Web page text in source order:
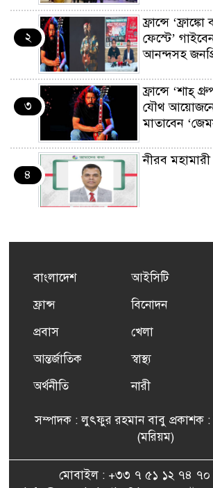
২
ফ্রান্সে
ফেস্টে’
আনন্দসহ
৩
ফ্রান্সে ‘শাহ্
যৌথ
মাতাবেন
৪
নীরব
৫
এর সম্পূর্ণ
ফ্রান্সসহ
দাবদাহ:
ফ্রান্সে
বিএনপি’র
সাংবাদিকতায়
বাংলাদেশ
ফ্রান্স
প্রবাস
আন্তর্জাতিক
অর্থনীতি
আইসিটি
বিনোদন
খেলা
স্বাস্থ্য
নারী
সম্পাদক : লুৎফুর রহমান বাবু প্রকাশক :
(মরিয়ম)
মোবাইল : +৩৩ ৭ ৫১ ১২ ৭৪ ৭০